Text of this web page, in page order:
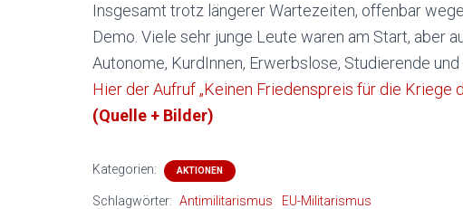
Insgesamt trotz längerer Wartezeiten, offenbar
Demo. Viele sehr junge Leute waren am Start, aber
Autonome, KurdInnen, Erwerbslose, Studierende und
Hier der Aufruf „Keinen Friedenspreis für die Kriege
(Quelle + Bilder)
Kategorien: AKTIONEN
Schlagwörter: Antimilitarismus
EU-Militarismus